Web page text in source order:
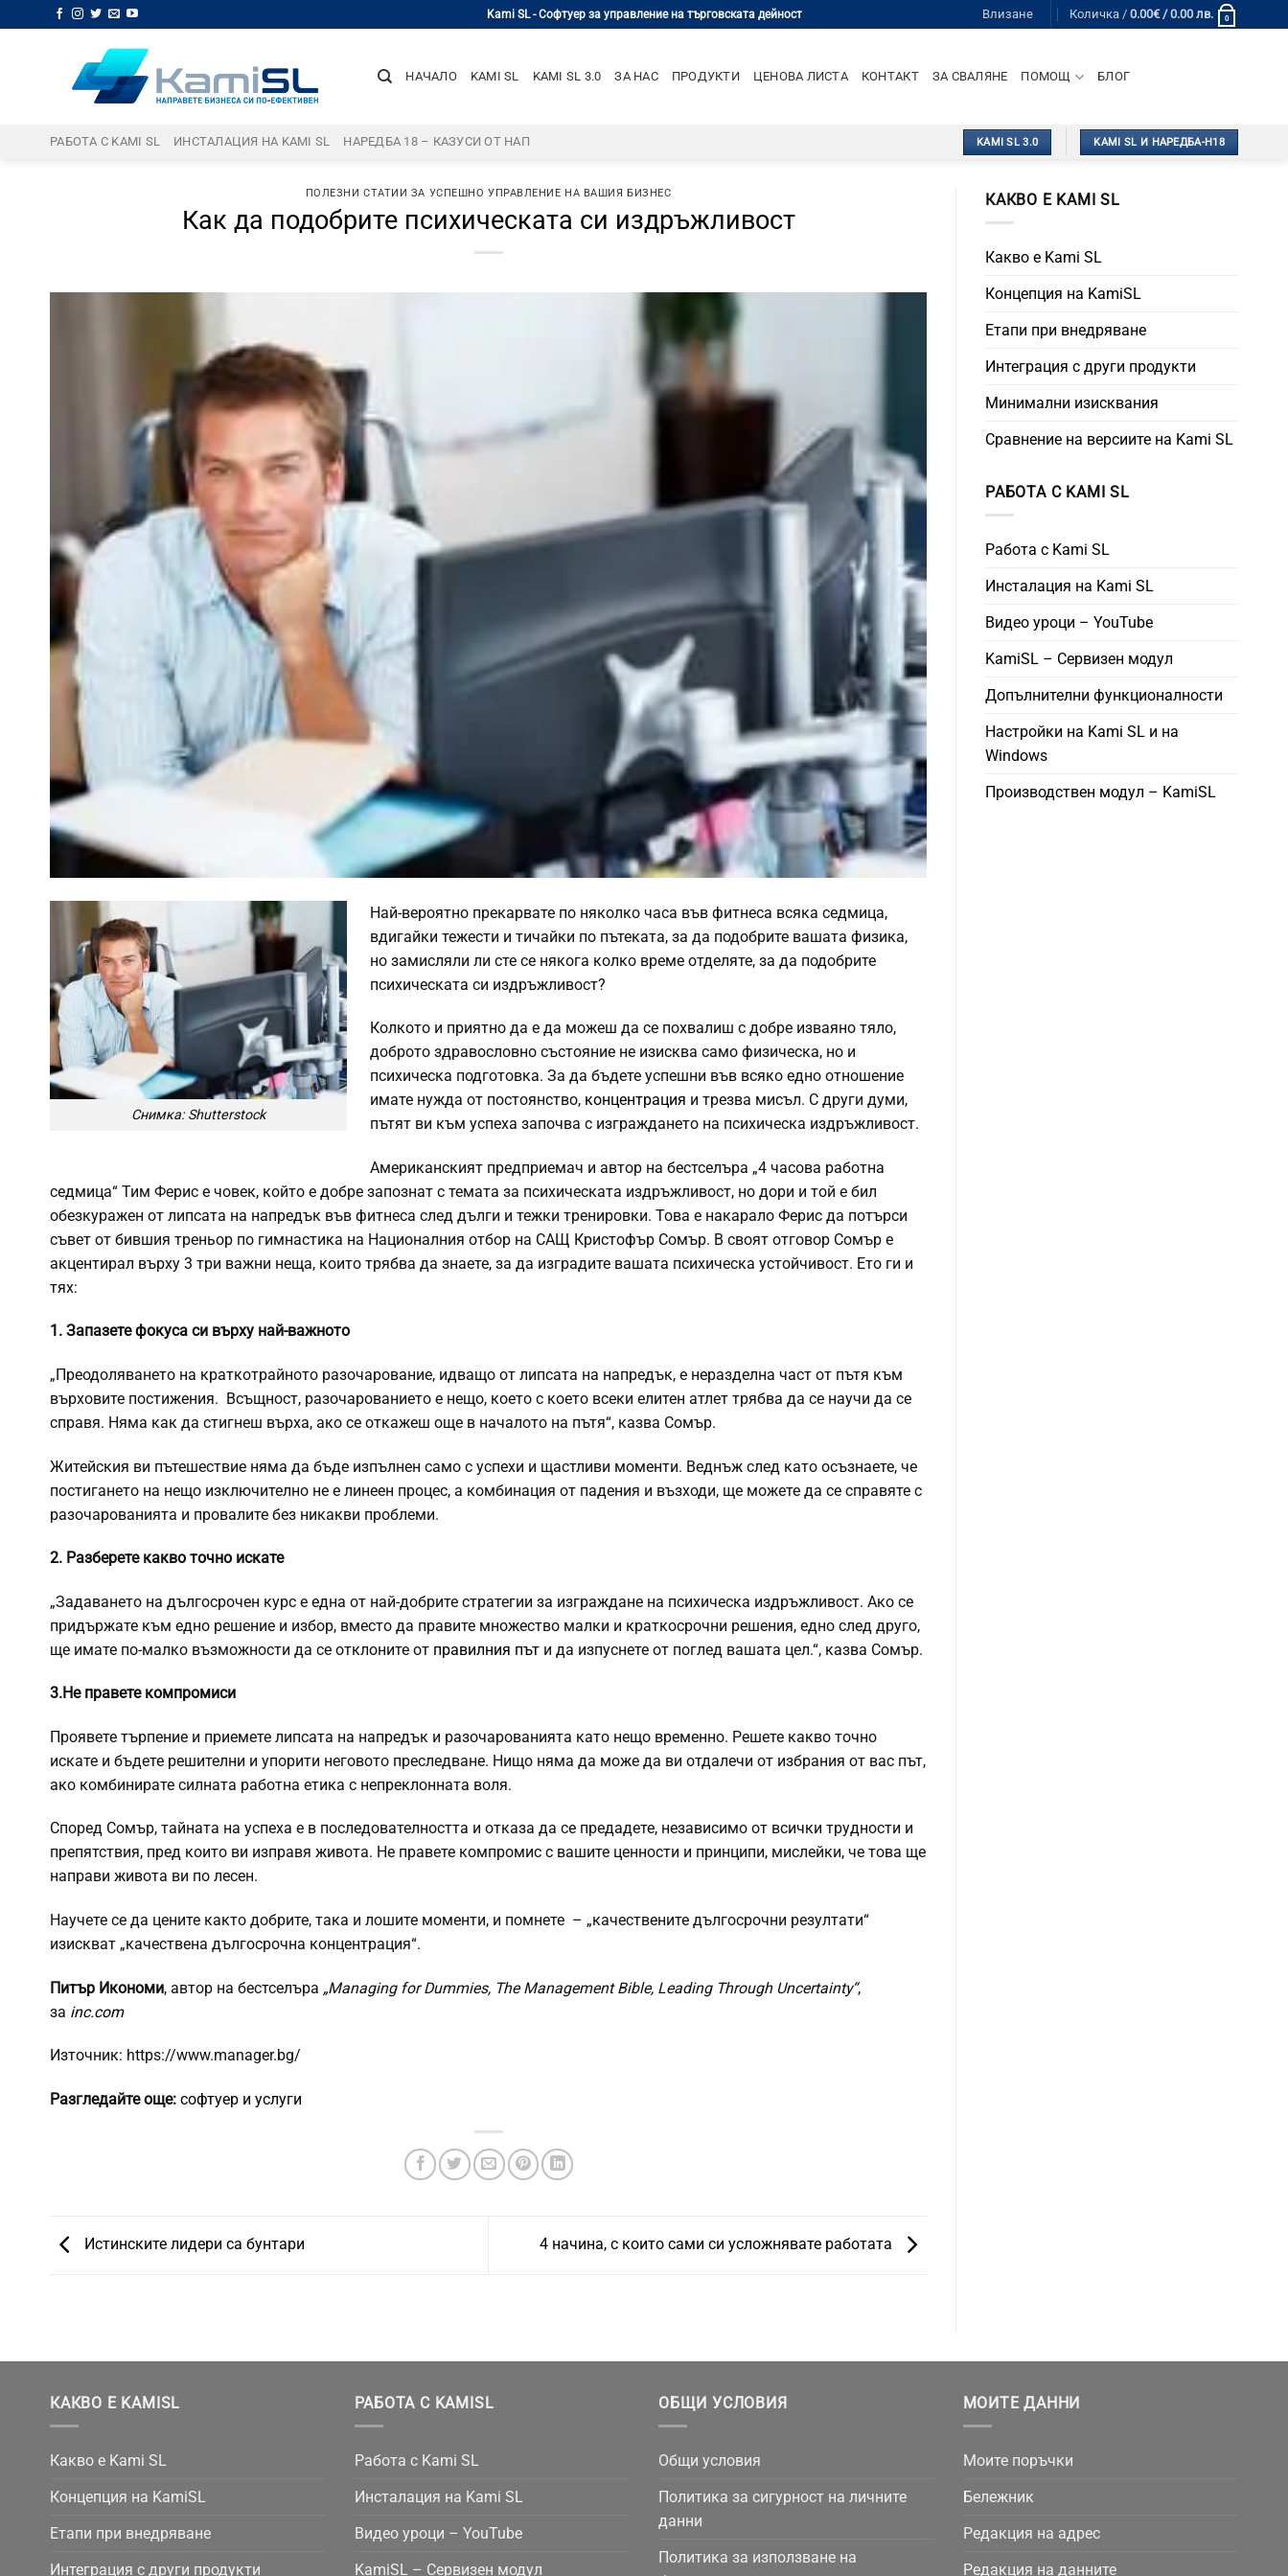
to
Kami SL - Софтуер за управление на търговската дейност Влизане Количка / 0.00€/ 0.00 лв. 0
НАЧАЛО KAMI SL KAMI SL 3.0 ЗА НАС ПРОДУКТИ ЦЕНОВА ЛИСТА КОНТАКТ ЗА СВАЛЯНЕ ПОМОЩ БЛОГ
РАБОТА С KAMI SL ИНСТАЛАЦИЯ НА KAMI SL НАРЕДБА 18 – КАЗУСИ ОТ НАП KAMI SL 3.0 KAMI SL И НАРЕДБА-Н18
ПОЛЕЗНИ СТАТИИ ЗА УСПЕШНО УПРАВЛЕНИЕ НА ВАШИЯ БИЗНЕС
Как да подобрите психическата си издръжливост
Снимка: Shutterstock
Най-вероятно прекарвате по няколко часа във фитнеса всяка седмица,
вдигайки тежести и тичайки по пътеката, за да подобрите вашата физика,
но замисляли ли сте се някога колко време отделяте, за да подобрите
психическата си издръжливост?
Колкото и приятно да е да можеш да се похвалиш с добре изваяно тяло,
доброто здравословно състояние не изисква само физическа, но и
психическа подготовка. За да бъдете успешни във всяко едно отношение
имате нужда от постоянство, концентрация и трезва мисъл. С други думи,
пътят ви към успеха започва с изграждането на психическа издръжливост.
Американският предприемач и автор на бестселъра „4 часова работна
седмица“ Тим Ферис е човек, който е добре запознат с темата за психическата издръжливост, но дори и той е бил
обезкуражен от липсата на напредък във фитнеса след дълги и тежки тренировки. Това е накарало Ферис да потърси
съвет от бившия треньор по гимнастика на Националния отбор на САЩ Кристофър Сомър. В своят отговор Сомър е
акцентирал върху 3 три важни неща, които трябва да знаете, за да изградите вашата психическа устойчивост. Ето ги и
тях:
1. Запазете фокуса си върху най-важното
„Преодоляването на краткотрайното разочарование, идващо от липсата на напредък, е неразделна част от пътя към
върховите постижения. Всъщност, разочарованието е нещо, което с което всеки елитен атлет трябва да се научи да се
справя. Няма как да стигнеш върха, ако се откажеш още в началото на пътя“, казва Сомър.
Житейския ви пътешествие няма да бъде изпълнен само с успехи и щастливи моменти. Веднъж след като осъзнаете, че
постигането на нещо изключително не е линеен процес, а комбинация от падения и възходи, ще можете да се справяте с
разочарованията и провалите без никакви проблеми.
2. Разберете какво точно искате
„Задаването на дългосрочен курс е една от най-добрите стратегии за изграждане на психическа издръжливост. Ако се
придържате към едно решение и избор, вместо да правите множество малки и краткосрочни решения, едно след друго,
ще имате по-малко възможности да се отклоните от правилния път и да изпуснете от поглед вашата цел.“, казва Сомър.
3.Не правете компромиси
Проявете търпение и приемете липсата на напредък и разочарованията като нещо временно. Решете какво точно
искате и бъдете решителни и упорити неговото преследване. Нищо няма да може да ви отдалечи от избрания от вас път,
ако комбинирате силната работна етика с непреклонната воля.
Според Сомър, тайната на успеха е в последователността и отказа да се предадете, независимо от всички трудности и
препятствия, пред които ви изправя живота. Не правете компромис с вашите ценности и принципи, мислейки, че това ще
направи живота ви по лесен.
Научете се да цените както добрите, така и лошите моменти, и помнете – „качествените дългосрочни резултати“
изискват „качествена дългосрочна концентрация“.
Питър Икономи, автор на бестселъра „Managing for Dummies, The Management Bible, Leading Through Uncertainty“,
за inc.com
Източник: https://www.manager.bg/
Разгледайте още: софтуер и услуги
Истинските лидери са бунтари 4 начина, с които сами си усложнявате работата
КАКВО Е KAMI SL
Какво е Kami SL
Концепция на KamiSL
Етапи при внедряване
Интеграция с други продукти
Минимални изисквания
Сравнение на версиите на Kami SL
РАБОТА С KAMI SL
Работа с Kami SL
Инсталация на Kami SL
Видео уроци – YouTube
KamiSL – Сервизен модул
Допълнителни функционалности
Настройки на Kami SL и на
Windows
Производствен модул – KamiSL
КАКВО Е KAMISL
Какво е Kami SL
Концепция на KamiSL
Етапи при внедряване
Интеграция с други продукти
РАБОТА С KAMISL
Работа с Kami SL
Инсталация на Kami SL
Видео уроци – YouTube
KamiSL – Сервизен модул
ОБЩИ УСЛОВИЯ
Общи условия
Политика за сигурност на личните
данни
Политика за използване на
МОИТЕ ДАННИ
Моите поръчки
Бележник
Редакция на адрес
Редакция на данните